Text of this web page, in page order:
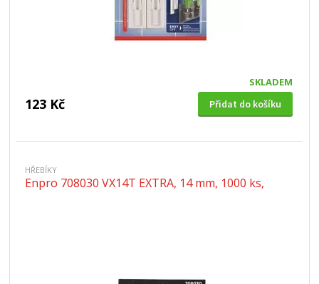
SKLADEM
123 Kč Přidat do košíku
HŘEBÍKY
Enpro 708030 VX14T EXTRA, 14 mm, 1000 ks,